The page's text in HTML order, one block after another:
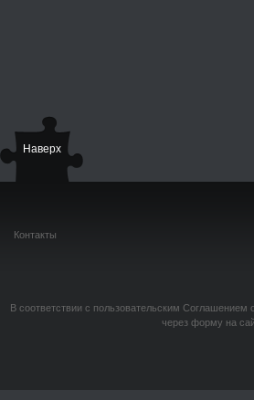
Наверх
Контакты
В соответствии с пользовательским Соглашением
через форму на